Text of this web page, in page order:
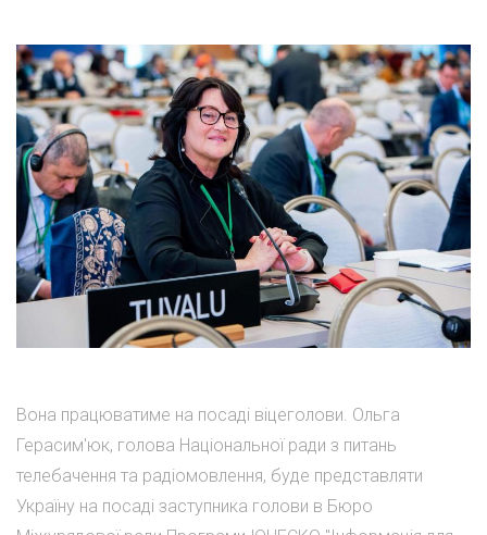
Вона працюватиме на посаді віцеголови. Ольга
Герасим'юк, голова Національної ради з питань
телебачення та радіомовлення, буде представляти
Україну на посаді заступника голови в Бюро